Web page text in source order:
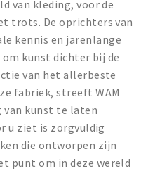
van kleding, voor de
trots. De oprichters van
kennis en jarenlange
kunst dichter bij de
van het allerbeste
fabriek, streeft WAM
van kunst te laten
u ziet is zorgvuldig
die ontworpen zijn
punt om in deze wereld